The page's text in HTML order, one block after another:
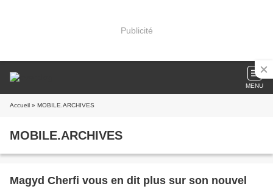
Publicité
MENU
Accueil » MOBILE.ARCHIVES
MOBILE.ARCHIVES
Magyd Cherfi vous en dit plus sur son nouvel